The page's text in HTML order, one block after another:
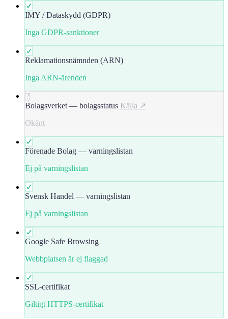
✓
IMY / Dataskydd (GDPR)
Inga GDPR-sanktioner
✓
Reklamationsnämnden (ARN)
Inga ARN-ärenden
?
Bolagsverket — bolagsstatus Källa ↗
Okänt
✓
Förenade Bolag — varningslistan
Ej på varningslistan
✓
Svensk Handel — varningslistan
Ej på varningslistan
✓
Google Safe Browsing
Webbplatsen är ej flaggad
✓
SSL-certifikat
Giltigt HTTPS-certifikat